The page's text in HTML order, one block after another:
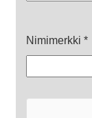
Nimimerkki *